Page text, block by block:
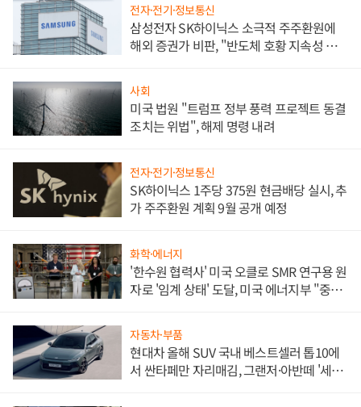
전자·전기·정보통신
삼성전자 SK하이닉스 소극적 주주환원에
해외 증권가 비판, "반도체 호황 지속성 의
사회
미국 법원 "트럼프 정부 풍력 프로젝트 동결
조치는 위법", 해제 명령 내려
전자·전기·정보통신
SK하이닉스 1주당 375원 현금배당 실시, 추
가 주주환원 계획 9월 공개 예정
화학·에너지
'한수원 협력사' 미국 오클로 SMR 연구용 원
자로 '임계 상태' 도달, 미국 에너지부 "중요
자동차·부품
현대차 올해 SUV 국내 베스트셀러 톱10에
서 싼타페만 자리매김, 그랜저·아반떼 '세단